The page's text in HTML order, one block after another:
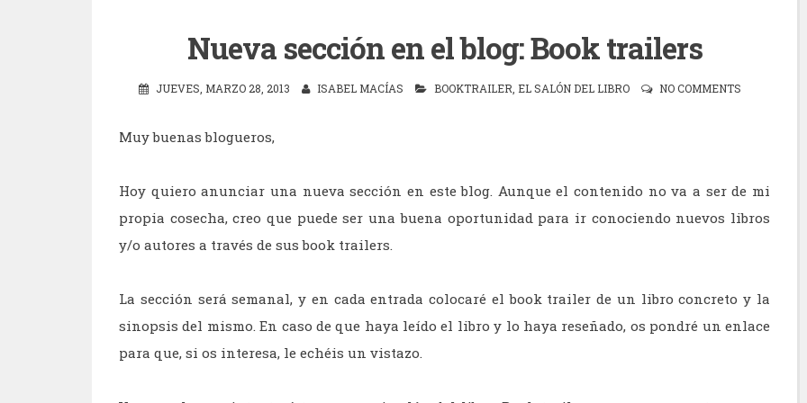
Nueva sección en el blog: Book trailers
JUEVES, MARZO 28, 2013 ISABEL MACÍAS BOOKTRAILER EL SALÓN DEL LIBRO NO COMMENTS
Muy buenas blogueros,
Hoy quiero anunciar una nueva sección en este blog. Aunque el contenido no va a ser de mi
propia cosecha, creo que puede ser una buena oportunidad para ir conociendo nuevos libros
y/o autores a través de sus book trailers.
La sección será semanal, y en cada entrada colocaré el book trailer de un libro concreto y la
sinopsis del mismo. En caso de que haya leído el libro y lo haya reseñado, os pondré un enlace
para que, si os interesa, le echéis un vistazo.